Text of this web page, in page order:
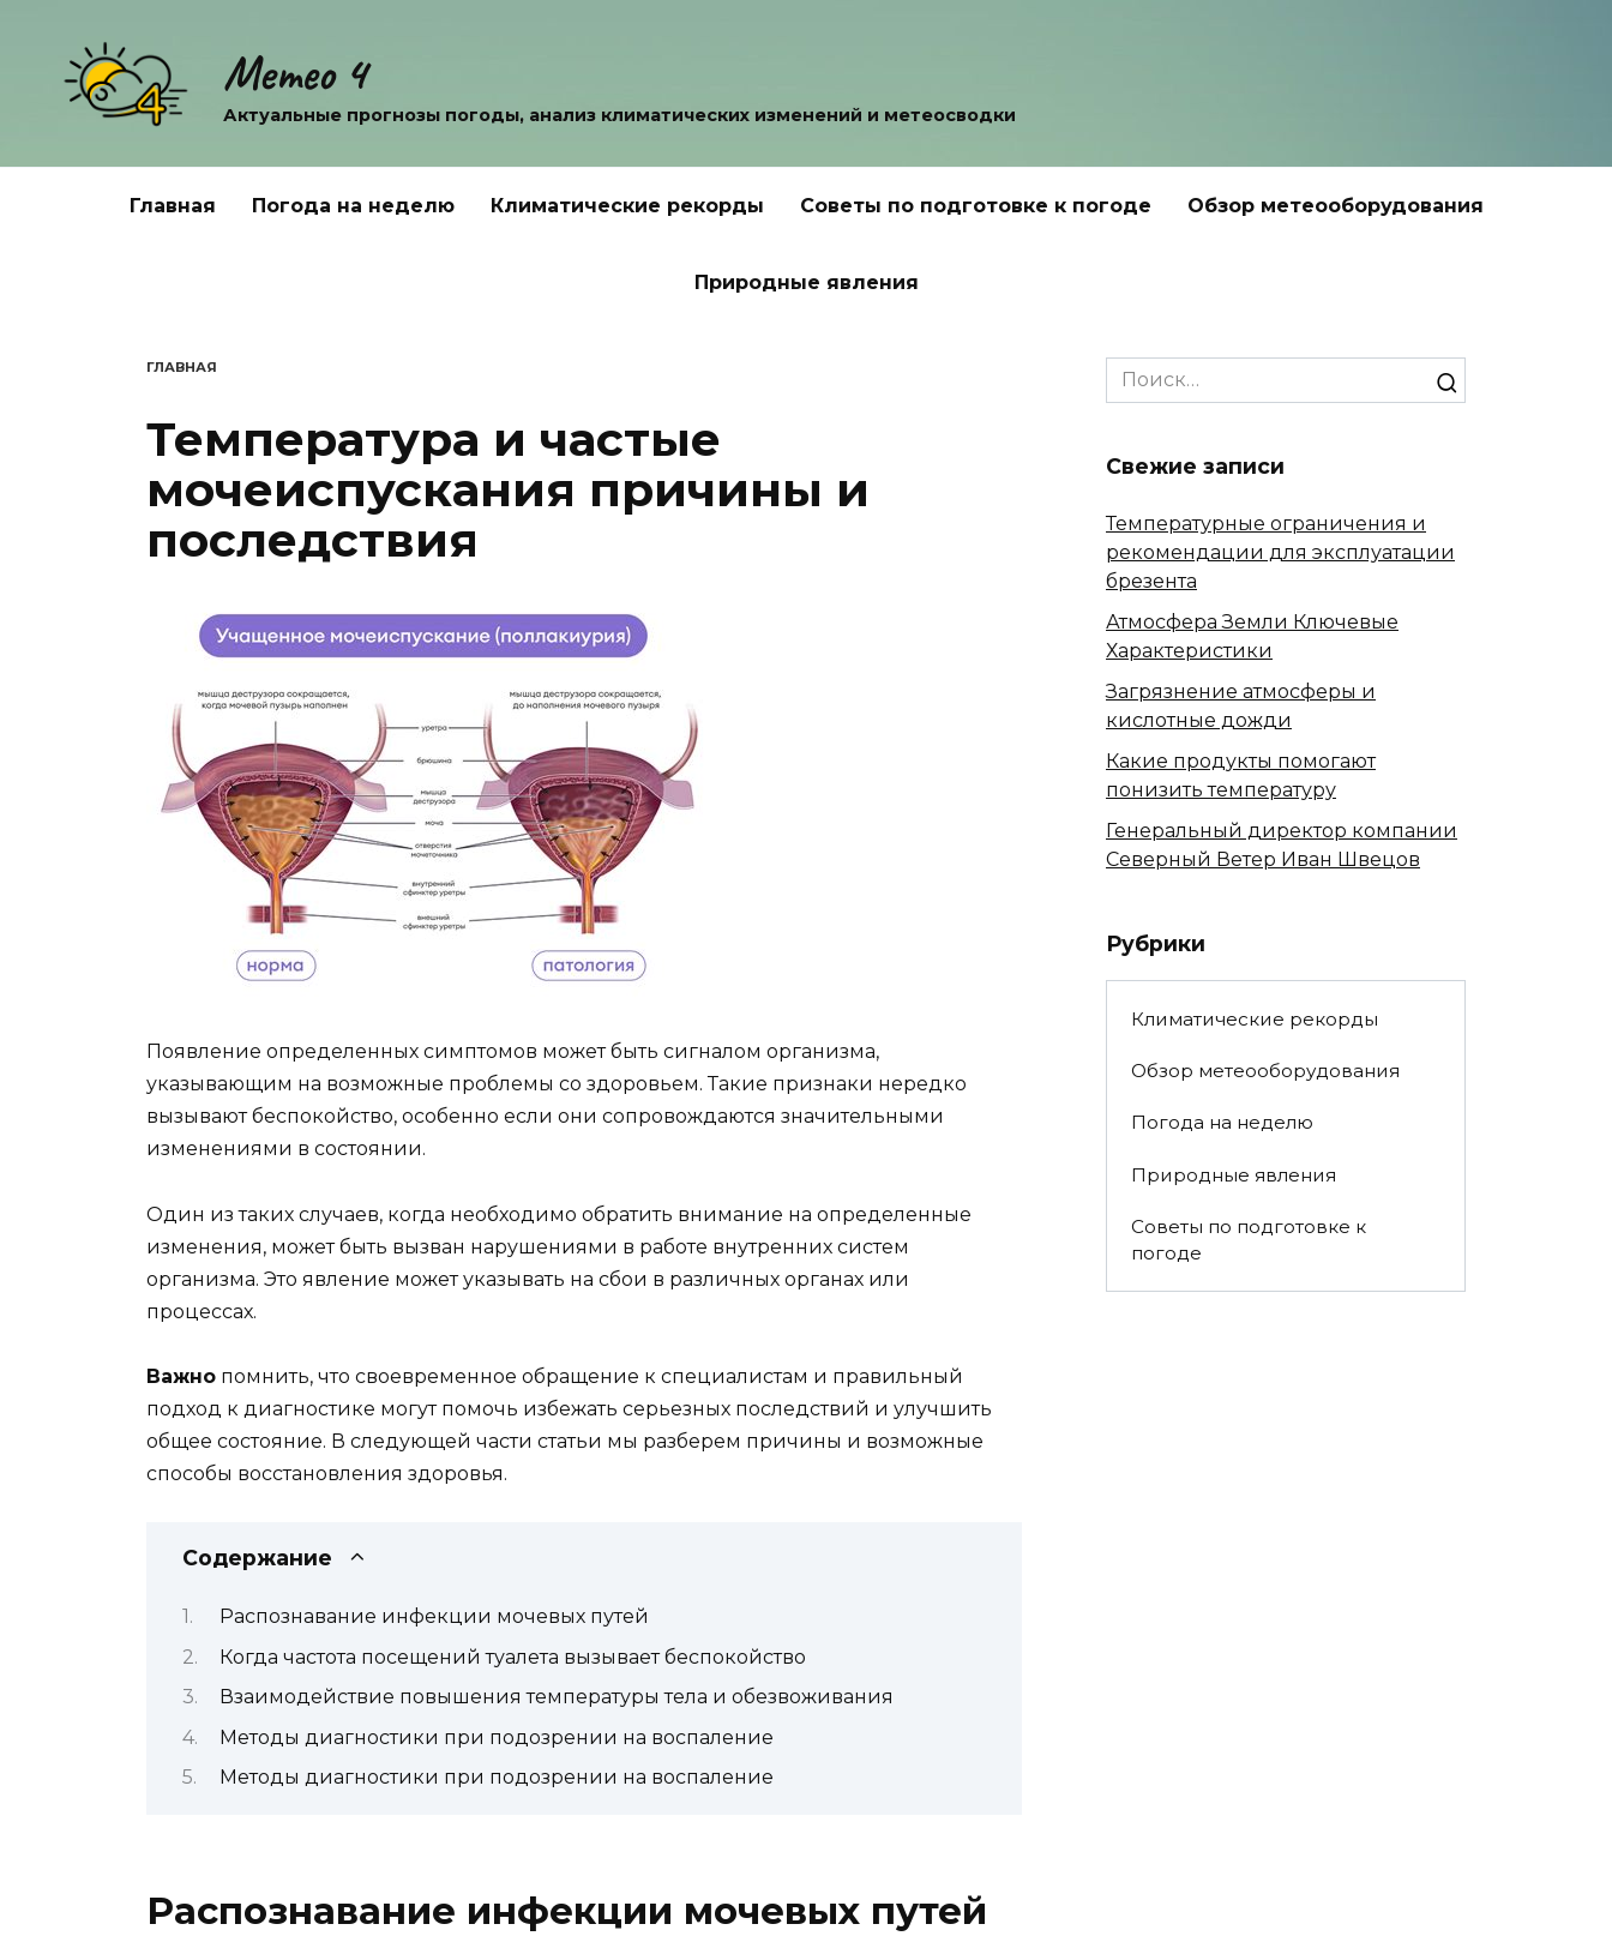
содержанию
Метео 4
Актуальные прогнозы погоды, анализ климатических изменений и метеосводки
Главная Погода на неделю Климатические рекорды Советы по подготовке к погоде Обзор метеооборудования
Природные явления
ГЛАВНАЯ
Температура и частые
мочеиспускания причины и
последствия
Появление определенных симптомов может быть сигналом организма,
указывающим на возможные проблемы со здоровьем. Такие признаки нередко
вызывают беспокойство, особенно если они сопровождаются значительными
изменениями в состоянии.
Один из таких случаев, когда необходимо обратить внимание на определенные
изменения, может быть вызван нарушениями в работе внутренних систем
организма. Это явление может указывать на сбои в различных органах или
процессах.
Важно помнить, что своевременное обращение к специалистам и правильный
подход к диагностике могут помочь избежать серьезных последствий и улучшить
общее состояние. В следующей части статьи мы разберем причины и возможные
способы восстановления здоровья.
Содержание
Распознавание инфекции мочевых путей
Когда частота посещений туалета вызывает беспокойство
Взаимодействие повышения температуры тела и обезвоживания
Методы диагностики при подозрении на воспаление
Методы диагностики при подозрении на воспаление
Распознавание инфекции мочевых путей
Search
for:
Свежие записи
Температурные ограничения и
рекомендации для эксплуатации
брезента
Атмосфера Земли Ключевые
Характеристики
Загрязнение атмосферы и
кислотные дожди
Какие продукты помогают
понизить температуру
Генеральный директор компании
Северный Ветер Иван Швецов
Рубрики
Климатические рекорды
Обзор метеооборудования
Погода на неделю
Природные явления
Советы по подготовке к
погоде